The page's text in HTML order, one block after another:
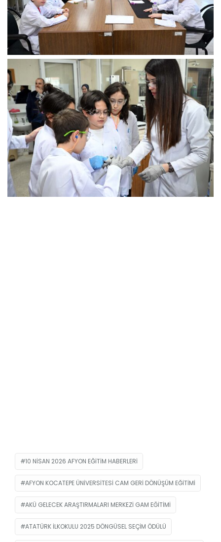
10 NISAN 2026 AFYON EĞITIM HABERLERI
AFYON KOCATEPE ÜNIVERSITESI CAM GERI DÖNÜŞÜM EĞITIMI
AKÜ GELECEK ARAŞTIRMALARI MERKEZI GAM EĞITIMI
ATATÜRK ILKOKULU 2025 DÖNGÜSEL SEÇIM ÖDÜLÜ